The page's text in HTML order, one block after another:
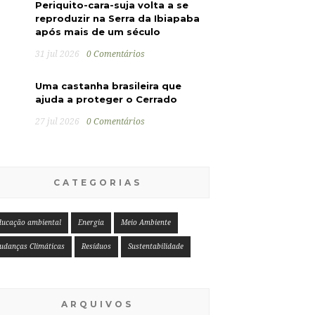
Periquito-cara-suja volta a se
reproduzir na Serra da Ibiapaba
após mais de um século
31 jul 2026 0 Comentários
Uma castanha brasileira que
ajuda a proteger o Cerrado
27 jul 2026 0 Comentários
CATEGORIAS
ambiental Energia Meio Ambiente
Climáticas Resíduos Sustentabilidade
ARQUIVOS